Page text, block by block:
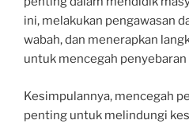
ini, melakukan pengawasan
wabah, dan menerapkan
untuk mencegah penyebaran
Kesimpulannya, mencegah
penting untuk melindungi